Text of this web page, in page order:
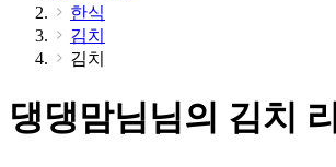
한식
김치
김치
댕댕맘님님의 김치